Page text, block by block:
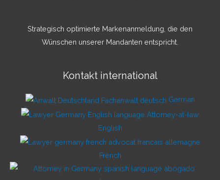
Strategisch optimierte Markenanmeldung, die den
Wünschen unserer Mandanten entspricht.
Kontakt international
German
English
French